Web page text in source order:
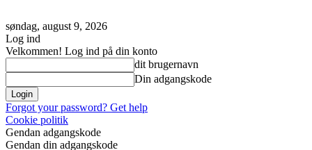
søndag, august 9, 2026
Log ind
Velkommen! Log ind på din konto
dit brugernavn
Din adgangskode
Forgot your password? Get help
Cookie politik
Gendan adgangskode
Gendan din adgangskode